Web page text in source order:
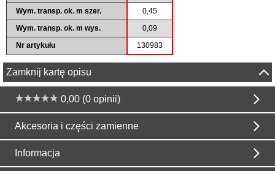
Wym. transp. ok. m szer.
0,45
Wym. transp. ok. m wys.
0,09
Nr artykułu
130983
Zamknij kartę opisu
0,00 (0 opinii)
Akcesoria i części zamienne
Informacja